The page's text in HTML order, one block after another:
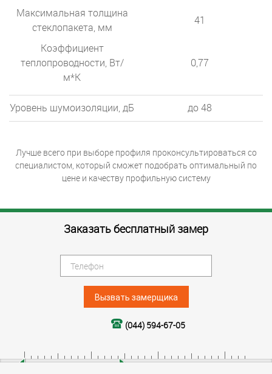
Максимальная толщина
стеклопакета, мм
41
Коэффициент
теплопроводности, Вт/
м*К
0,77
Уровень шумоизоляции, дБ до 48
Лучше всего при выборе профиля проконсультироваться со
специалистом, который сможет подобрать оптимальный по
цене и качеству профильную систему
Заказать бесплатный замер
Вызвать замерщика
(044) 594-67-05